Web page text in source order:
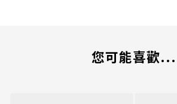
您可能喜歡...